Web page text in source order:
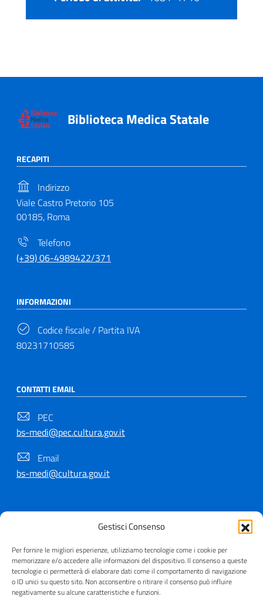
Gestisci Consenso
Per fornire le migliori esperienze, utilizziamo tecnologie come i cookie per
memorizzare e/o accedere alle informazioni del dispositivo. Il consenso a queste
tecnologie ci permetterà di elaborare dati come il comportamento di navigazione
o ID unici su questo sito. Non acconsentire o ritirare il consenso può influire
negativamente su alcune caratteristiche e funzioni.
Biblioteca Medica Statale
RECAPITI
Indirizzo
Viale Castro Pretorio 105
00185, Roma
Telefono
(+39) 06-4989422/371
INFORMAZIONI
Codice fiscale / Partita IVA
80231710585
CONTATTI EMAIL
PEC
bs-medi@pec.cultura.gov.it
Email
bs-medi@cultura.gov.it
Copyright © 2021 - 2026